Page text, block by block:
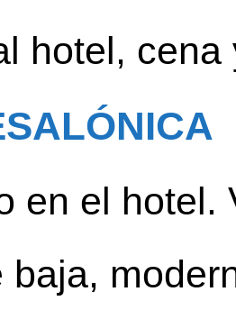
hotel,
en el
baja,